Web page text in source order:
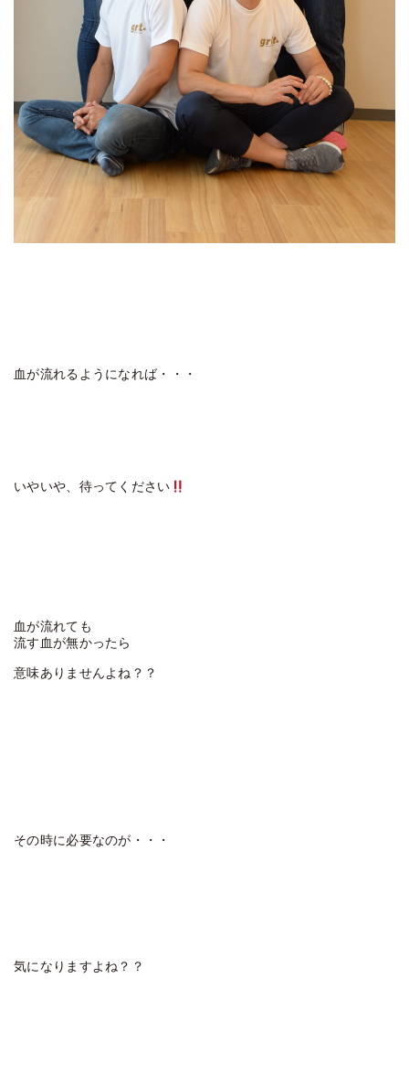
血が流れるようになれば・・・
いやいや、待ってください
血が流れても
流す血が無かったら
意味ありませんよね？？
その時に必要なのが・・・
気になりますよね？？